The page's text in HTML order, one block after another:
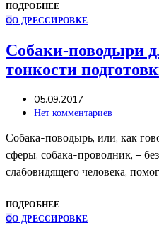
ПОДРОБНЕЕ
ОО ДРЕССИРОВКЕ
Собаки-поводыри
тонкости
05.09.2017
Нет комментариев
Собака-поводырь, или, как
сферы, собака-проводник, –
слабовидящего человека,
ПОДРОБНЕЕ
ОО ДРЕССИРОВКЕ